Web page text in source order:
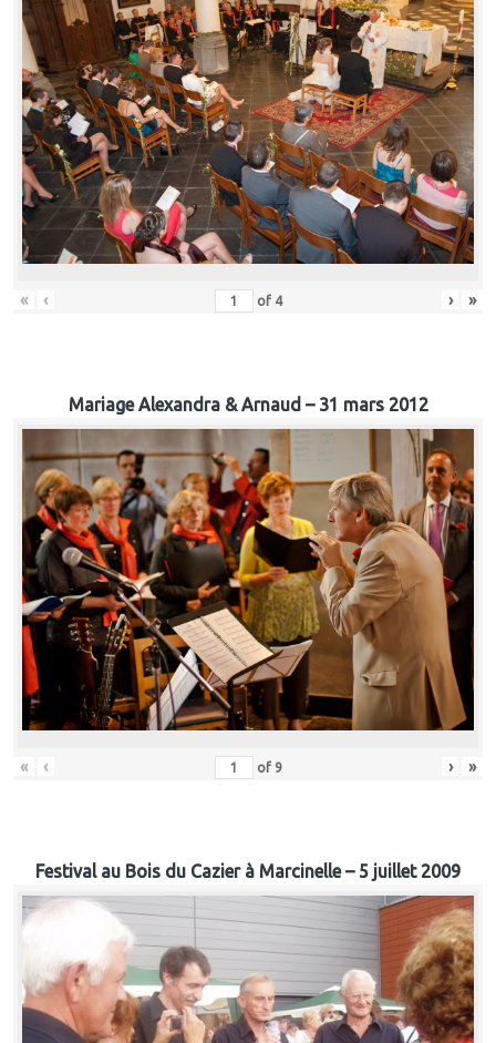
« ‹ of 4 › »
Mariage Alexandra & Arnaud – 31 mars 2012
« ‹ of 9 › »
Festival au Bois du Cazier à Marcinelle – 5 juillet 2009